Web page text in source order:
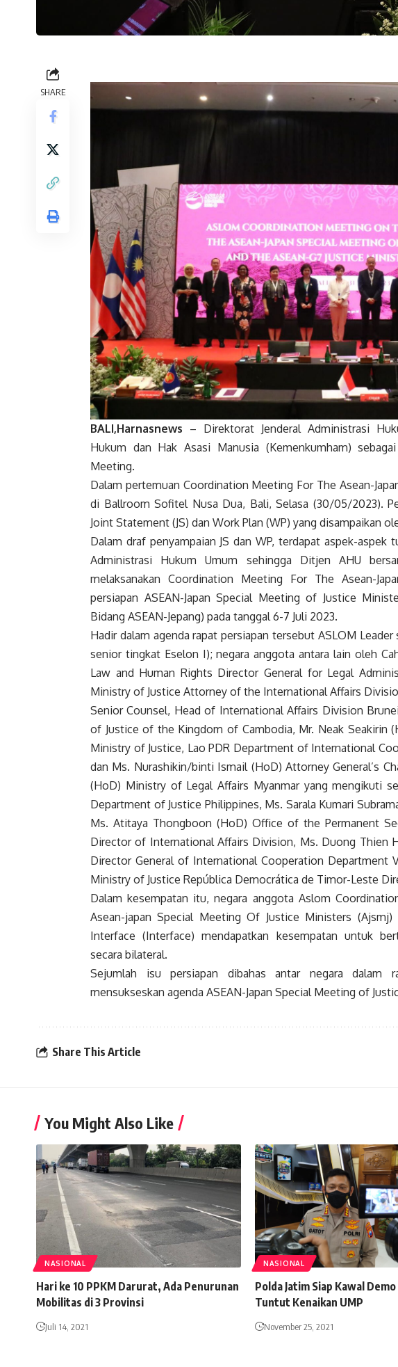
SHARE
BALI,Harnasnews – Direktorat Jenderal Administrasi
Hukum dan Hak Asasi Manusia (Kemenkumham)
Meeting.
Dalam pertemuan Coordination Meeting For The Asean-
di Ballroom Sofitel Nusa Dua, Bali, Selasa (30/05/2023).
Joint Statement (JS) dan Work Plan (WP) yang disampaikan
Dalam draf penyampaian JS dan WP, terdapat aspek-aspek
Administrasi Hukum Umum sehingga Ditjen AHU
melaksanakan Coordination Meeting For The Asean-
persiapan ASEAN-Japan Special Meeting of Justice
Bidang ASEAN-Jepang) pada tanggal 6-7 Juli 2023.
Hadir dalam agenda rapat persiapan tersebut ASLOM
senior tingkat Eselon I); negara anggota antara lain oleh
Law and Human Rights Director General for Legal
Ministry of Justice Attorney of the International Affairs
Senior Counsel, Head of International Affairs Division
of Justice of the Kingdom of Cambodia, Mr. Neak Seakirin
Ministry of Justice, Lao PDR Department of International
dan Ms. Nurashikin/binti Ismail (HoD) Attorney General’s
(HoD) Ministry of Legal Affairs Myanmar yang mengikuti
Department of Justice Philippines, Ms. Sarala Kumari
Ms. Atitaya Thongboon (HoD) Office of the Permanent
Director of International Affairs Division, Ms. Duong Thien
Director General of International Cooperation Department
Ministry of Justice República Democrática de Timor-Leste
Dalam kesempatan itu, negara anggota Aslom
Asean-japan Special Meeting Of Justice Ministers (Ajsmj)
Interface (Interface) mendapatkan kesempatan untuk
secara bilateral.
Sejumlah isu persiapan dibahas antar negara dalam
mensukseskan agenda ASEAN-Japan Special Meeting of
Share This Article
You Might Also Like
NASIONAL
Hari ke 10 PPKM Darurat, Ada Penurunan
Mobilitas di 3 Provinsi
Juli 14, 2021
NASIONAL
Polda Jatim Siap Kawal
Tuntut Kenaikan UMP
November 25, 2021